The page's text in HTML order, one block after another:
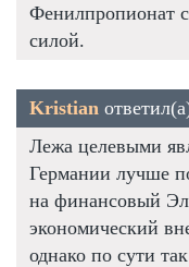
Фенилпропионат
силой.
Kristian
Лежа целевыми
Германии лучше
на финансовый
экономический
однако по сути